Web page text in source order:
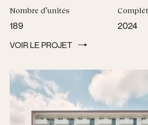
Nombre d’unités
189 2024
VOIR LE PROJET